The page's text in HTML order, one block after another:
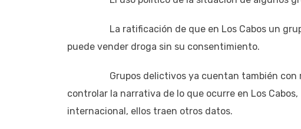
La ratificación de que en Los Cabos un grupo
puede vender droga sin su consentimiento.
Grupos delictivos ya cuentan también con
controlar la narrativa de lo que ocurre en Los
internacional, ellos traen otros datos.